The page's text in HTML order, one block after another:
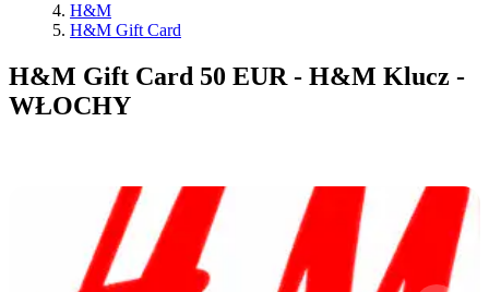
H&M
H&M Gift Card
H&M Gift Card 50 EUR - H&M Klucz -
WŁOCHY